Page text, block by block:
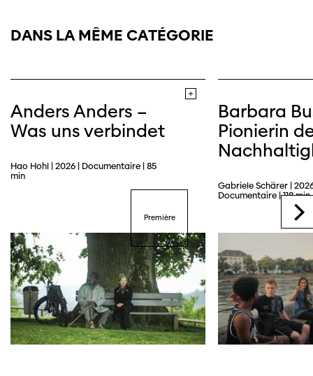
DANS LA MÊME CATÉGORIE
Anders Anders –
Was uns verbindet
Hao Hohl | 2026 | Documentaire | 85
min
Première
Barbara
Pionierin
Gabriele Schärer |
Documentaire | 118 min